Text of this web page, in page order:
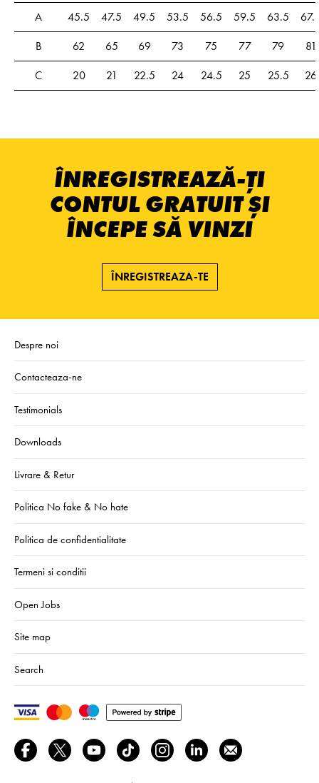
A
45.5 47.5 49.5 53.5 56.5 59.5 63.5
B
62 65 69 73 75 77 79
81
C
20 21 22.5 24 24.5 25 25.5 26
ÎNREGISTREAZĂ-ȚI
CONTUL GRATUIT ȘI
ÎNCEPE SĂ VINZI
ÎNREGISTREAZA-TE
Despre noi
Contacteaza-ne
Testimonials
Downloads
Livrare & Retur
Politica No fake & No hate
Politica de confidentialitate
Termeni si conditii
Open Jobs
Site map
Search